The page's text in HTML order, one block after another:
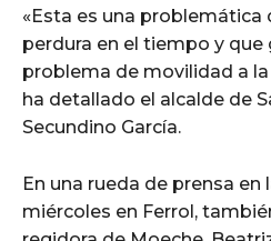
«Esta es una problemática
perdura en el tiempo y que
problema de movilidad a
ha detallado el alcalde de
Secundino García.
En una rueda de prensa
miércoles en Ferrol,